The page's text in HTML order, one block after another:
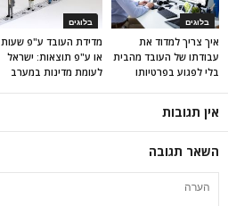
בלוגים
מדידת העובד ע"פ שעות
או ע"פ תוצאות: ישראל
לעומת מדינות במערב
בלוגים
איך צריך למדוד את
עבודתו של העובד מהבית
בלי לפגוע בפרטיותו
אין תגובות
השאר תגובה